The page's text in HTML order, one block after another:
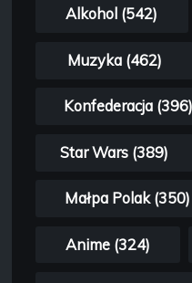
Alkohol (542)
Muzyka (462)
Konfederacja (396)
Star Wars (389)
Małpa Polak (350)
Anime (324)